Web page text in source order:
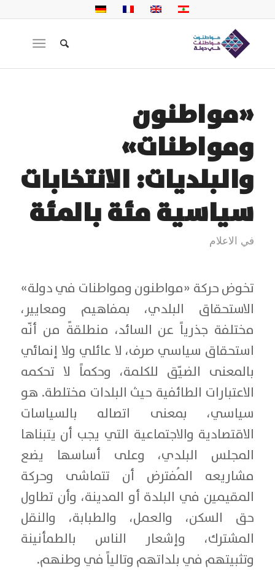
«مواطنون
ومواطنات»
والبلديات: الانتخابات
سياسية مئة بالمئة
في الاعلام
تخوض حركة «مواطنون ومواطنات في دولة»
الاستحقاق البلدي، بمفاهيم ومعايير،
مختلفة جذرياً عن السائد، منطلقةً من أنّه
استحقاق سياسي صرف، لا عائلي ولا إنمائي
بالمعنى الضيّق للكلمة، وحكماً لا تحكمه
الاعتبارات الطائفية حيث البلدات مختلطة. هو
سياسي، بمعنى اتصاله بالسياسات
الاقتصادية والاجتماعية التي يجب أن يتبناها
المجلس البلدي، وعلى أساسها يضع
مشاريعه المُفترض أن تتماشى وحركة
المقيمين في البلدة أو المدينة، وأن تطاول
حق السكن، والعمل، والطبابة، والنقل
المشترك، وإشعار الناس بالطمأنينة
وتثبيتهم في بلداتهم وتالياً في وطنهم.